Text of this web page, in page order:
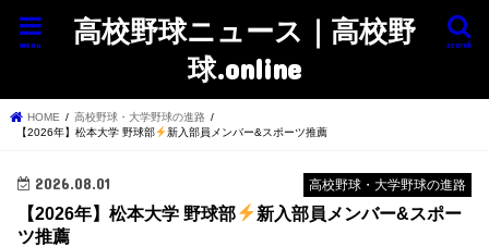
高校野球ニュース｜高校野
球.online
search
menu
HOME
高校野球・大学野球の進路
【2026年】松本大学 野球部
新入部員メンバー&スポーツ推薦
高校野球・大学野球の進路
2026.08.01
【2026年】松本大学 野球部
新入部員メンバー&スポー
ツ推薦